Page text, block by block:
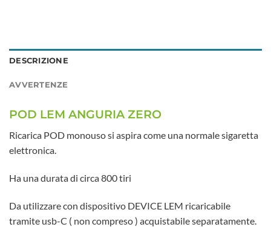
DESCRIZIONE
AVVERTENZE
POD LEM ANGURIA ZERO
Ricarica POD monouso si aspira come una normale sigaretta
elettronica.
Ha una durata di circa 800 tiri
Da utilizzare con dispositivo DEVICE LEM ricaricabile
tramite usb-C ( non compreso ) acquistabile separatamente.